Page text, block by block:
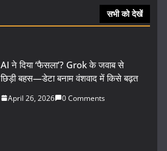
सभी को देखें
AI ने दिया ‘फैसला’? Grok के जवाब से
छिड़ी बहस—डेटा बनाम वंशवाद में किसे बढ़त
April 26, 2026 0 Comments